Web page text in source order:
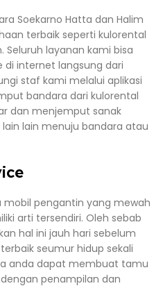
Soekarno Hatta dan Halim
terbaik seperti kulorental
layanan kami bisa
internet langsung dari
staf kami melalui aplikasi
bandara dari kulorental
dan menjemput sanak
lain menuju bandara atau
mobil pengantin yang mewah
arti tersendiri. Oleh sebab
hal ini jauh hari sebelum
seumur hidup sekali
anda dapat membuat tamu
penampilan dan